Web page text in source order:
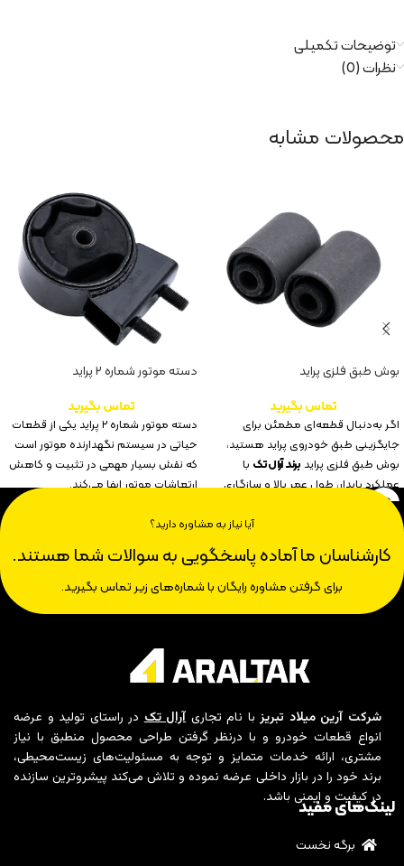
توضیحات تکمیلی
نظرات (0)
محصولات مشابه
بوش طبق فلزی پراید
تماس بگیرید
اگر به‌دنبال قطعه‌ای مطمئن برای
جایگزینی طبق خودروی پراید هستید،
بوش طبق فلزی پراید برند آرال‌تک با
عملکرد پایدار، طول عمر بالا و سازگاری
کامل با خودرو، انتخابی ایده‌آل برای شما
دسته موتور شماره ۲ پراید
تماس بگیرید
دسته موتور شماره ۲ پراید یکی از قطعات
حیاتی در سیستم نگهدارنده موتور است
که نقش بسیار مهمی در تثبیت و کاهش
ارتعاشات موتور ایفا می‌کند.
آیا نیاز به مشاوره دارید؟
کارشناسان ما آماده پاسخگویی به سوالات شما هستند.
برای گرفتن مشاوره رایگان با شماره‌های زیر تماس بگیرید.
شرکت آرین میلاد تبریزبا نام تجاریآرال تکدر راستای تولید و عرضه
انواع قطعات خودرو و با درنظر گرفتن طراحی محصول منطبق با نیاز
مشتری، ارائه خدمات متمایز و توجه به مسئولیت‌های زیست‌محیطی،
برند خود را در بازار داخلی عرضه نموده و تلاش می‌کند پیشروترین سازنده
در کیفیت و ایمنی باشد.
لینک‌های مفید
برگه نخست